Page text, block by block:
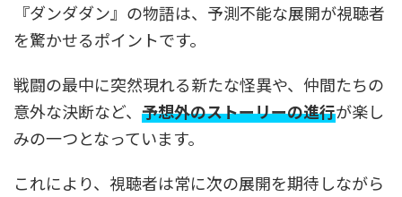
『ダンダダン』の物語は、予測不能な展開が視聴者
を驚かせるポイントです。
戦闘の最中に突然現れる新たな怪異や、仲間たちの
意外な決断など、 予想外のストーリーの進行が楽し
みの一つとなっています。
これにより、視聴者は常に次の展開を期待しながら